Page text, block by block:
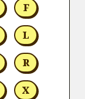
F
L
R
X